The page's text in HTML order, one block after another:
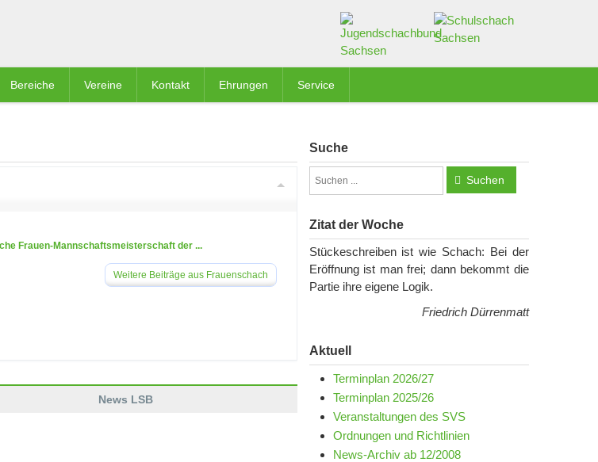
Bereiche Vereine Kontakt Ehrungen Service
Frauen-Mannschaftsmeisterschaft der ...
Weitere Beiträge aus Frauenschach
News LSB
Suche
Suchen
Zitat der Woche
Stückeschreiben ist wie Schach: Bei der
Eröffnung ist man frei; dann bekommt die
Partie ihre eigene Logik.
Friedrich Dürrenmatt
Aktuell
Terminplan 2026/27
Terminplan 2025/26
Veranstaltungen des SVS
Ordnungen und Richtlinien
News-Archiv ab 12/2008